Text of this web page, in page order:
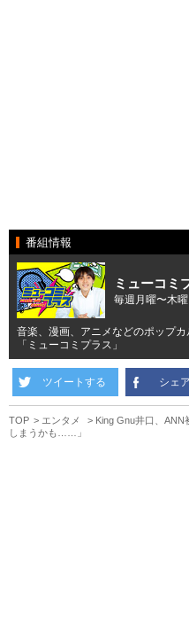
番組情報
ミューコミ
毎週月曜〜木
音楽、漫画、アニメなどのポップ
「ミューコミプラス」
ツイートする シェ
TOP エンタメ
King Gnu井口、
しまうかも……」